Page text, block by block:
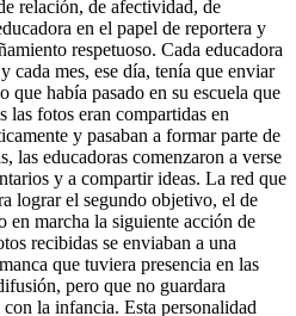
relación, de afectividad, de
en el papel de reportera y
respetuoso. Cada educadora
cada mes, ese día, tenía que enviar
había pasado en su escuela que
las fotos eran compartidas en
y pasaban a formar parte de
las educadoras comenzaron a verse
y a compartir ideas. La red que
lograr el segundo objetivo, el de
en marcha la siguiente acción de
recibidas se enviaban a una
que tuviera presencia en las
pero que no guardara
la infancia. Esta personalidad